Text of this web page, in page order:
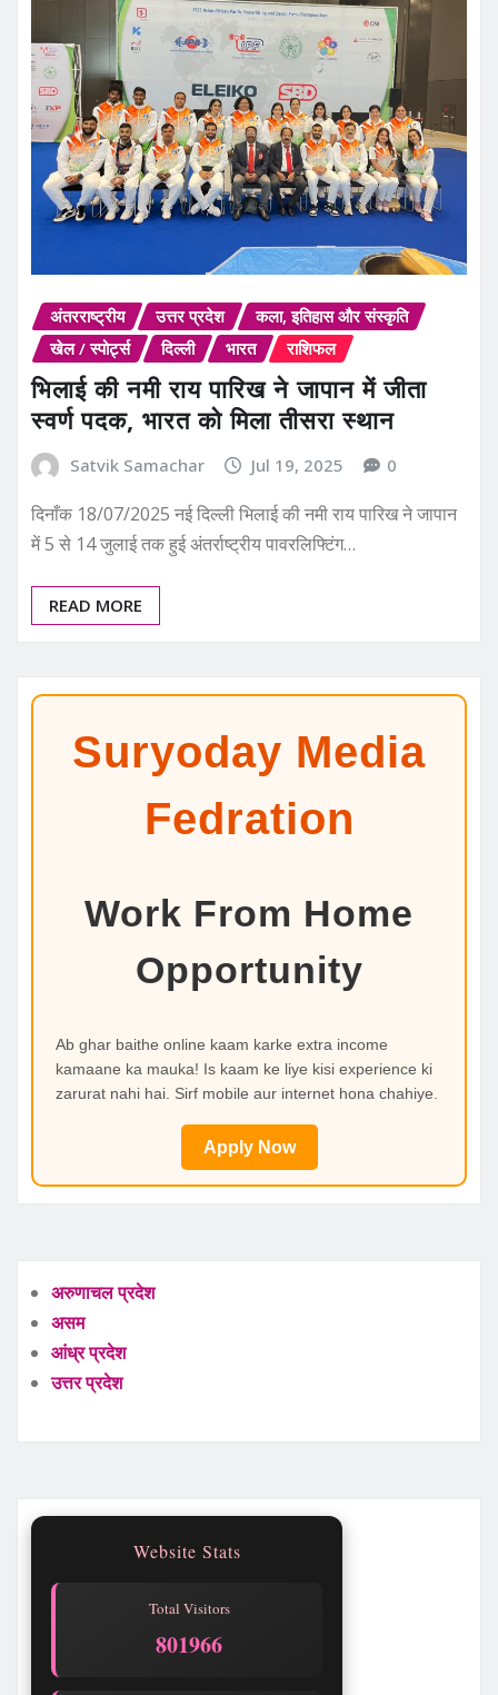
अंतरराष्ट्रीय उत्तर प्रदेश
कला, इतिहास और संस्कृति
खेल / स्पोर्ट्स
दिल्ली भारत राशिफल
भिलाई की नमी राय पारिख ने जापान में जीता
स्वर्ण पदक, भारत को मिला तीसरा स्थान
Satvik Samachar Jul 19, 2025 0
दिनाँक 18/07/2025 नई दिल्ली भिलाई की नमी राय पारिख ने जापान
में 5 से 14 जुलाई तक हुई अंतर्राष्ट्रीय पावरलिफ्टिंग…
READ MORE
Suryoday Media
Fedration
Work From Home
Opportunity
Ab ghar baithe online kaam karke extra income
kamaane ka mauka! Is kaam ke liye kisi experience ki
zarurat nahi hai. Sirf mobile aur internet hona chahiye.
Apply Now
अरुणाचल प्रदेश
असम
आंध्र प्रदेश
उत्तर प्रदेश
Website Stats
Total Visitors
801966